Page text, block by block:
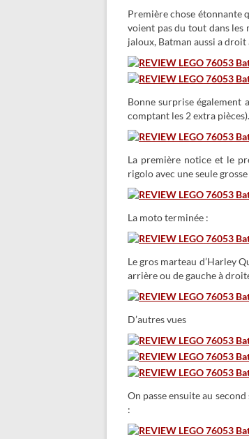
Première chose étonnante
voient pas du tout dans les
jaloux, Batman aussi a
Bonne surprise également
comptant les 2 extra
La première notice et le
rigolo avec une seule
La moto terminée :
Le gros marteau d’Harley
arrière ou de gauche à
D’autres vues
On passe ensuite au
: